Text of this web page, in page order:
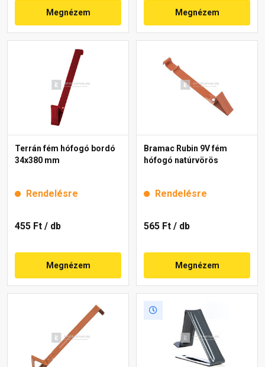
Megnézem Megnézem
Terrán fém hófogó bordó
34x380 mm
Rendelésre
455 Ft / db
Megnézem
Bramac Rubin 9V fém
hófogó natúrvörös
Rendelésre
565 Ft / db
Megnézem